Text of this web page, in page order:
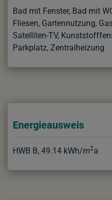
Bad mit Fenster Bad mit
Fliesen Gartennutzung
Satelliten-TV
Parkplatz Zentralheizung
Energieausweis
HWB B, 49.14 kWh/m2a